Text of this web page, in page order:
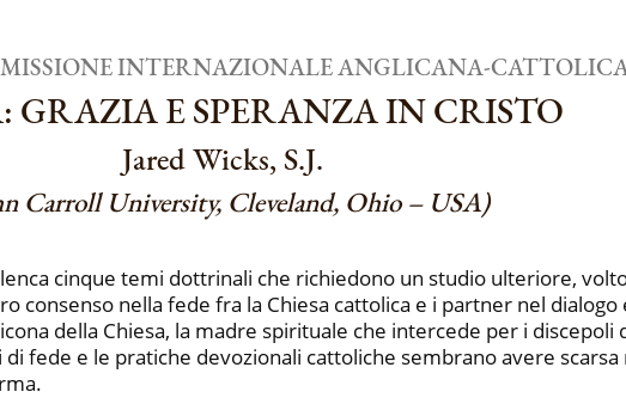
INTERNAZIONALE ANGLICANA-
GRAZIA E SPERANZA IN CRISTO
Jared Wicks, S.J.
Carroll University, Cleveland, Ohio – USA)
cinque temi dottrinali che richiedono un studio ulteriore,
consenso nella fede fra la Chiesa cattolica e i partner nel
della Chiesa, la madre spirituale che intercede per i discepoli
fede e le pratiche devozionali cattoliche sembrano avere